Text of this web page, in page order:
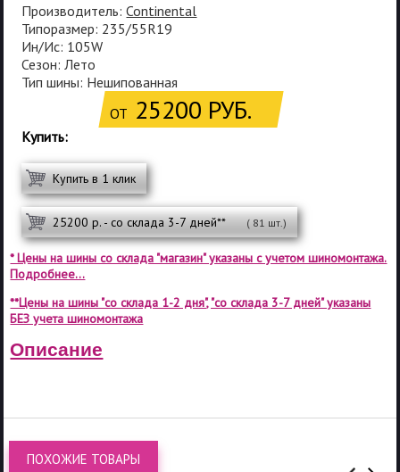
Производитель:Continental
Типоразмер: 235/55R19
Ин/Ис: 105W
Сезон: Лето
Тип шины: Нешипованная
ОТ 25200 РУБ.
Купить:
Купить в 1 клик
25200 р. - со склада 3-7 дней** ( 81 шт.)
* Цены на шины со склада "магазин" указаны с учетом шиномонтажа.
Подробнее...
**Цены на шины "со склада 1-2 дня", "со склада 3-7 дней" указаны
БЕЗ учета шиномонтажа
Описание
ПОХОЖИЕ ТОВАРЫ